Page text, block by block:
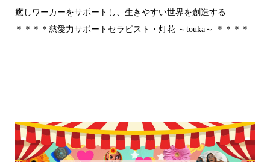
癒しワーカーをサポートし、生きやすい世界を創造する
＊＊＊＊慈愛力サポートセラピスト・灯花 ～touka～ ＊＊＊＊